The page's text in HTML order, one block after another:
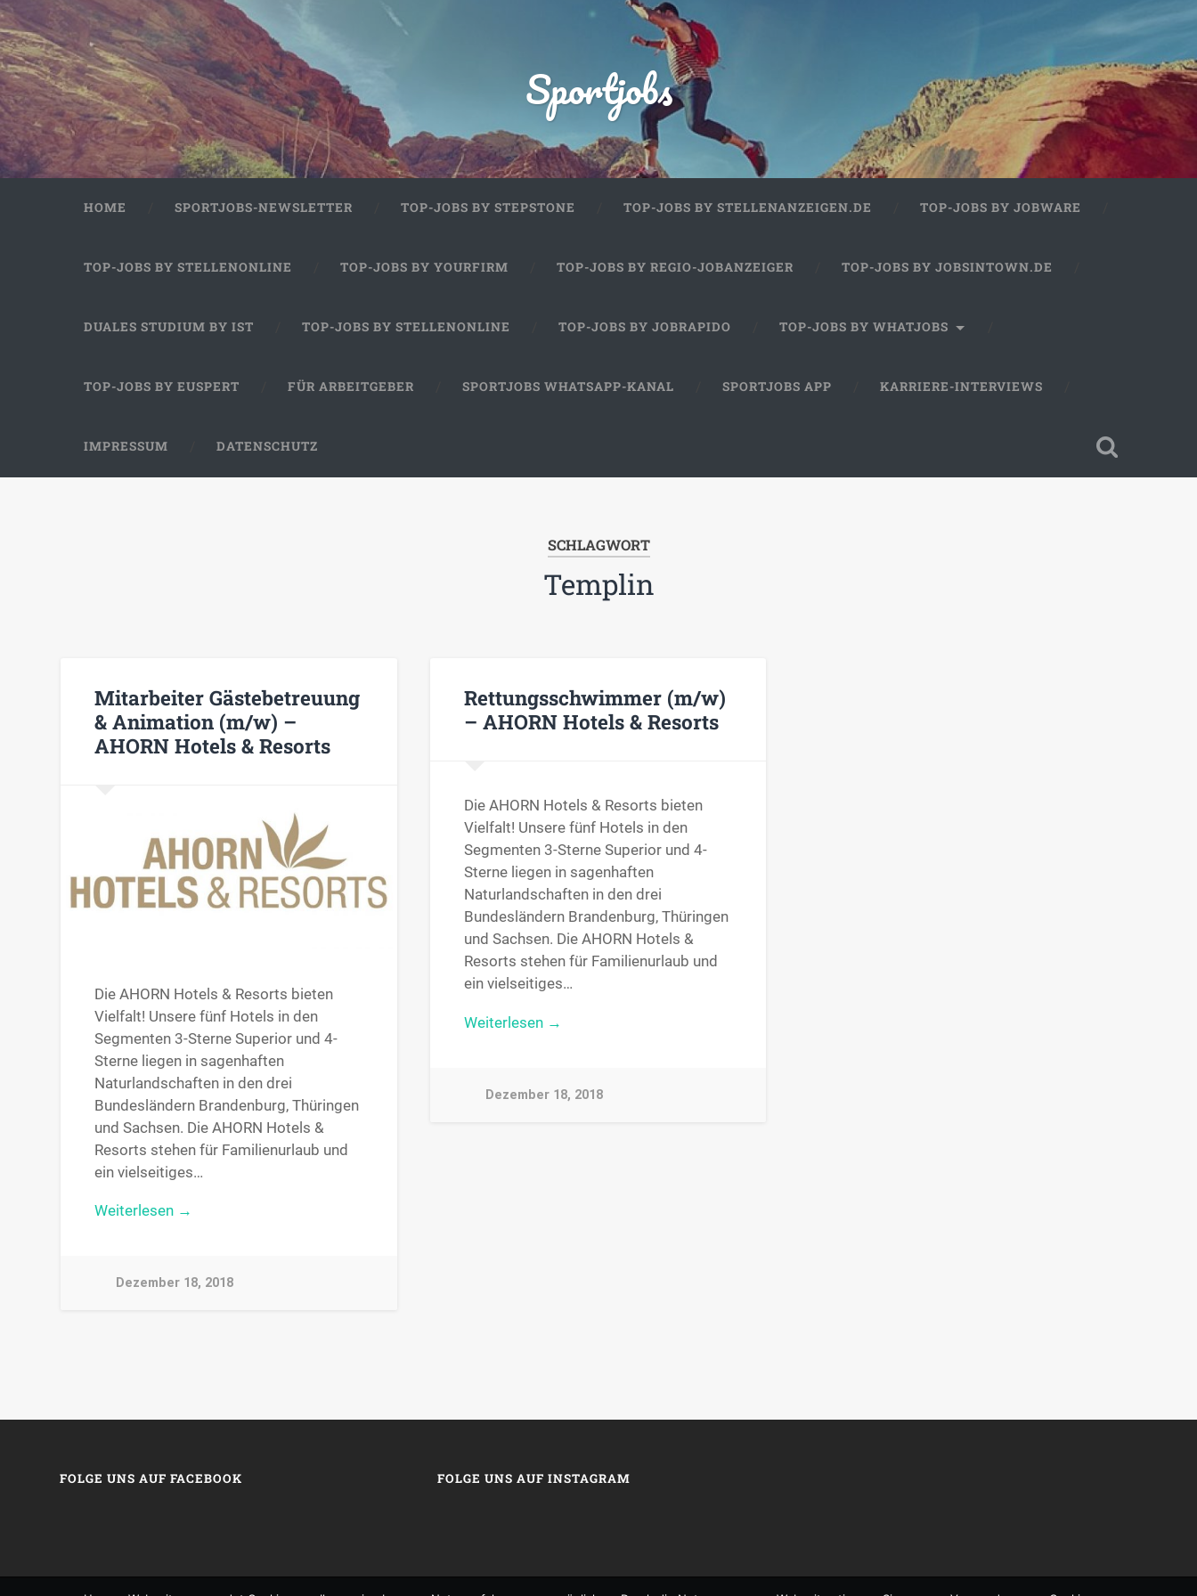
Sportjobs
HOME SPORTJOBS-NEWSLETTER TOP-JOBS BY STEPSTONE TOP-JOBS BY STELLENANZEIGEN.DE TOP-JOBS BY JOBWARE
TOP-JOBS BY STELLENONLINE TOP-JOBS BY YOURFIRM TOP-JOBS BY REGIO-JOBANZEIGER TOP-JOBS BY JOBSINTOWN.DE
DUALES STUDIUM BY IST TOP-JOBS BY STELLENONLINE TOP-JOBS BY JOBRAPIDO TOP-JOBS BY WHATJOBS
TOP-JOBS BY EUSPERT FÜR ARBEITGEBER SPORTJOBS WHATSAPP-KANAL SPORTJOBS APP KARRIERE-INTERVIEWS
IMPRESSUM DATENSCHUTZ
SCHLAGWORT
Templin
Mitarbeiter Gästebetreuung
& Animation (m/w) –
AHORN Hotels & Resorts
Die AHORN Hotels & Resorts bieten
Vielfalt! Unsere fünf Hotels in den
Segmenten 3-Sterne Superior und 4-
Sterne liegen in sagenhaften
Naturlandschaften in den drei
Bundesländern Brandenburg, Thüringen
und Sachsen. Die AHORN Hotels &
Resorts stehen für Familienurlaub und
ein vielseitiges…
Weiterlesen →
Dezember 18, 2018
Rettungsschwimmer (m/w)
– AHORN Hotels & Resorts
Die AHORN Hotels & Resorts bieten
Vielfalt! Unsere fünf Hotels in den
Segmenten 3-Sterne Superior und 4-
Sterne liegen in sagenhaften
Naturlandschaften in den drei
Bundesländern Brandenburg, Thüringen
und Sachsen. Die AHORN Hotels &
Resorts stehen für Familienurlaub und
ein vielseitiges…
Weiterlesen →
Dezember 18, 2018
FOLGE UNS AUF FACEBOOK FOLGE UNS AUF INSTAGRAM